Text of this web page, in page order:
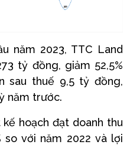
năm 2023, TTC Land
tỷ đồng, giảm 52,5%
sau thuế 9,5 tỷ đồng,
năm trước.
hoạch đạt doanh thu
so với năm 2022 và lợi